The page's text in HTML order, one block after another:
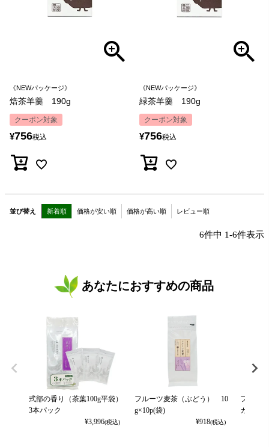
《NEWパッケージ》
焙茶羊羹 190g
クーポン対象
¥756税込
《NEWパッケージ》
緑茶羊羹 190g
クーポン対象
¥756税込
並び替え 新着順 価格が安い順 価格が高い順 レビュー順
6件中 1-6件表示
あなたにおすすめの商品
式部の香り（茶葉100g平袋）
3本パック
¥3,996(税込)
フルーツ麦茶（ぶどう） 10
g×10p(袋)
¥918(税込)
フルー
カット